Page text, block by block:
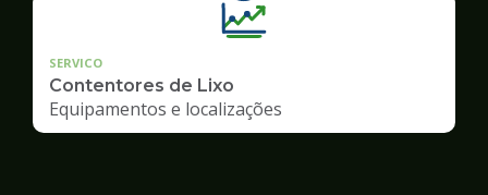
SERVICO
Contentores de Lixo
Equipamentos e localizações